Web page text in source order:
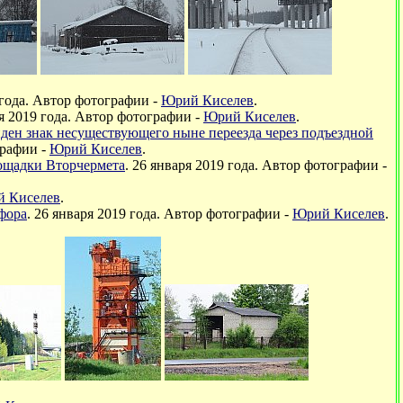
Автор фотографии - Юрий Киселев.
2019 года. Автор фотографии - Юрий Киселев.
знак несуществующего ныне переезда через подъездной
- Юрий Киселев.
Вторчермета. 26 января 2019 года. Автор фотографии -
Киселев.
. 26 января 2019 года. Автор фотографии - Юрий Киселев.